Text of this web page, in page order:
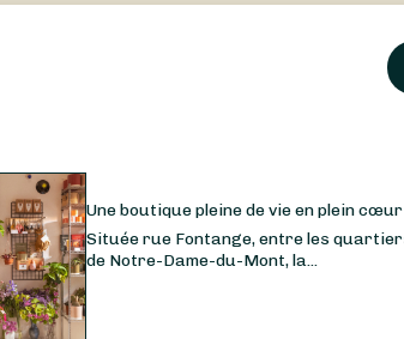
Une boutique pleine de vie en plein
Située rue Fontange, entre les
de Notre-Dame-du-Mont, la...